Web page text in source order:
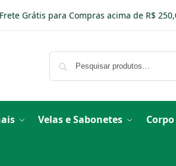
Grátis para Compras acima de R$
Velas e Sabonetes Corpo